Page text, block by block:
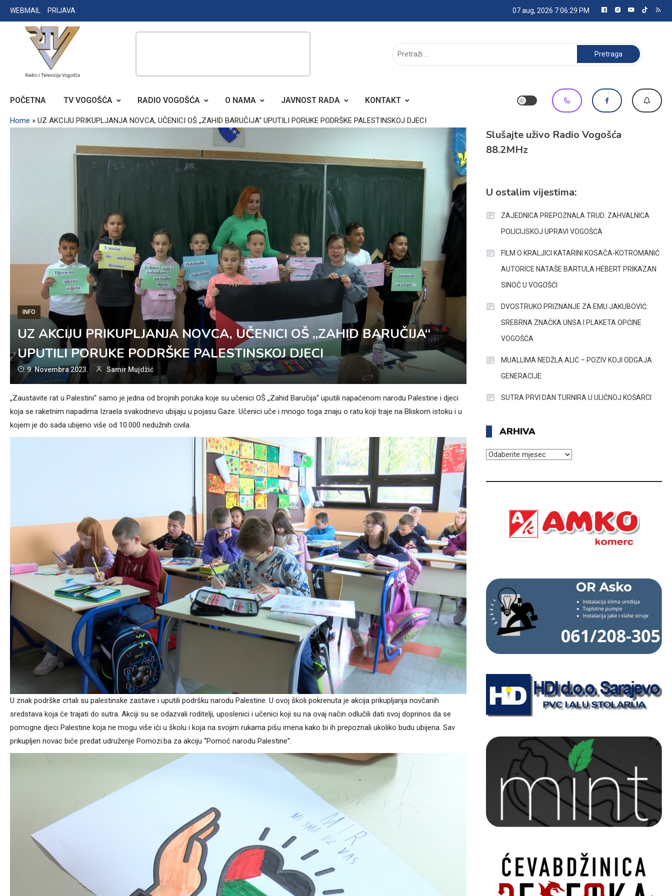
Skip
to
WEBMAIL PRIJAVA 07 aug, 2026 7:06:30 PM
RADIO TELEVIZIJA VOGOŠĆA
Pretraga:
POČETNA TV VOGOŠĆA RADIO VOGOŠĆA O NAMA JAVNOST RADA KONTAKT
Home » UZ AKCIJU PRIKUPLJANJA NOVCA, UČENICI OŠ „ZAHID BARUČIJA“ UPUTILI PORUKE PODRŠKE PALESTINSKOJ DJECI
INFO
UZ AKCIJU PRIKUPLJANJA NOVCA, UČENICI OŠ „ZAHID BARUČIJA“
UPUTILI PORUKE PODRŠKE PALESTINSKOJ DJECI
9. Novembra 2023. Samir Mujdžić
„Zaustavite rat u Palestini“ samo je jedna od brojnih poruka koje su učenici OŠ „Zahid Baručija“ uputili napaćenom narodu Palestine i djeci
koja se raketnim napadima Izraela svakodnevo ubijaju u pojasu Gaze. Učenici uče i mnogo toga znaju o ratu koji traje na Bliskom istoku i u
kojem je do sada ubijeno više od 10.000 nedužnih civila.
U znak podrške crtali su palestinske zastave i uputili podršku narodu Palestine. U ovoj školi pokrenuta je akcija prikupljanja novčanih
sredstava koja će trajati do sutra. Akciji su se odazvali roditelji, uposlenici i učenici koji su na ovaj način odlučili dati svoj doprinos da se
pomogne djeci Palestine koja ne mogu više ići u školu i koja na svojim rukama pišu imena kako bi ih prepoznali ukoliko budu ubijena. Sav
prikupljen novac biće predat udruženje Pomozi.ba za akciju “Pomoć narodu Palestine”.
Slušajte uživo Radio Vogošća
88.2MHz
U ostalim vijestima:
ZAJEDNICA PREPOZNALA TRUD: ZAHVALNICA
POLICIJSKOJ UPRAVI VOGOŠĆA
FILM O KRALJICI KATARINI KOSAČA-KOTROMANIĆ
AUTORICE NATAŠE BARTULA HEBERT PRIKAZAN
SINOĆ U VOGOŠĆI
DVOSTRUKO PRIZNANJE ZA EMU JAKUBOVIĆ:
SREBRNA ZNAČKA UNSA I PLAKETA OPĆINE
VOGOŠĆA
MUALLIMA NEDŽLA ALIĆ – POZIV KOJI ODGAJA
GENERACIJE
SUTRA PRVI DAN TURNIRA U ULIČNOJ KOŠARCI
ARHIVA
ARHIVA